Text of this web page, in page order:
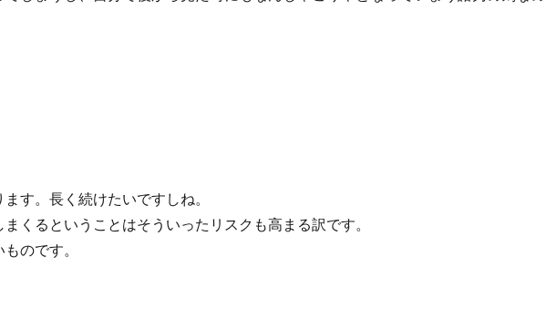
す。長く続けたいですしね。
くるということはそういったリスクも高まる訳です。
のです。